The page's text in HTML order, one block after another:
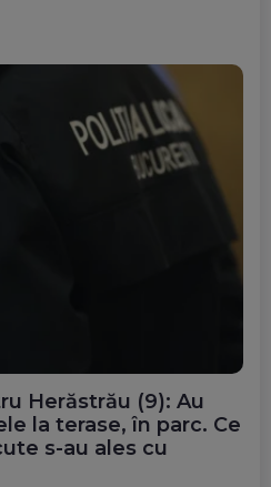
Herăstrău (9): Au
la terase, în parc. Ce
s-au ales cu